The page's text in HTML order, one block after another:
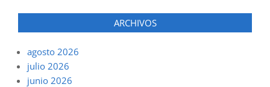
ARCHIVOS
agosto 2026
julio 2026
junio 2026